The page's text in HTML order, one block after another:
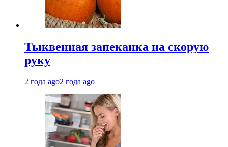
Тыквенная запеканка на скорую
руку
2 года ago2 года ago